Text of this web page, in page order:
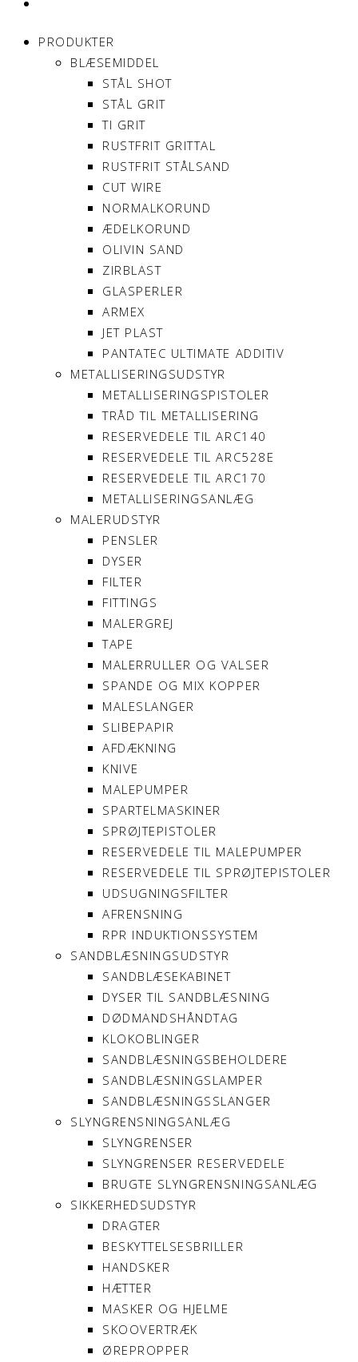
PRODUKTER
BLÆSEMIDDEL
STÅL SHOT
STÅL GRIT
TI GRIT
RUSTFRIT GRITTAL
RUSTFRIT STÅLSAND
CUT WIRE
NORMALKORUND
ÆDELKORUND
OLIVIN SAND
ZIRBLAST
GLASPERLER
ARMEX
JET PLAST
PANTATEC ULTIMATE ADDITIV
METALLISERINGSUDSTYR
METALLISERINGSPISTOLER
TRÅD TIL METALLISERING
RESERVEDELE TIL ARC140
RESERVEDELE TIL ARC528E
RESERVEDELE TIL ARC170
METALLISERINGSANLÆG
MALERUDSTYR
PENSLER
DYSER
FILTER
FITTINGS
MALERGREJ
TAPE
MALERRULLER OG VALSER
SPANDE OG MIX KOPPER
MALESLANGER
SLIBEPAPIR
AFDÆKNING
KNIVE
MALEPUMPER
SPARTELMASKINER
SPRØJTEPISTOLER
RESERVEDELE TIL MALEPUMPER
RESERVEDELE TIL SPRØJTEPISTOLER
UDSUGNINGSFILTER
AFRENSNING
RPR INDUKTIONSSYSTEM
SANDBLÆSNINGSUDSTYR
SANDBLÆSEKABINET
DYSER TIL SANDBLÆSNING
DØDMANDSHÅNDTAG
KLOKOBLINGER
SANDBLÆSNINGSBEHOLDERE
SANDBLÆSNINGSLAMPER
SANDBLÆSNINGSSLANGER
SLYNGRENSNINGSANLÆG
SLYNGRENSER
SLYNGRENSER RESERVEDELE
BRUGTE SLYNGRENSNINGSANLÆG
SIKKERHEDSUDSTYR
DRAGTER
BESKYTTELSESBRILLER
HANDSKER
HÆTTER
MASKER OG HJELME
SKOOVERTRÆK
ØREPROPPER